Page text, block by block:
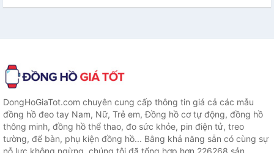
DongHoGiaTot.com chuyên cung cấp thông tin giá cả các mẫu
đồng hồ đeo tay Nam, Nữ, Trẻ em, Đồng hồ cơ tự động, đồng hồ
thông minh, đồng hồ thể thao, đo sức khỏe, pin điện tử, treo
tường, để bàn, phụ kiện đồng hồ... Bằng khả năng sẵn có cùng sự
nỗ lực không ngừng, chúng tôi đã tổng hợp hơn 226268 sản